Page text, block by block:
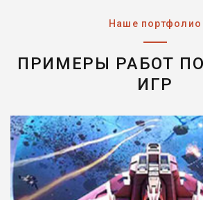
Наше портфолио
ПРИМЕРЫ РАБОТ
ИГР